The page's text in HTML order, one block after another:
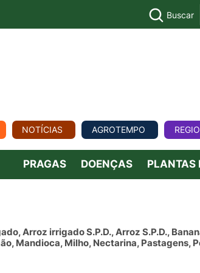
COMERCIAL AGROVIAGENS
Buscar
NOTÍCIAS AGROTEMPO
PRAGAS DOENÇAS PLANTAS
Arroz irrigado S.P.D., Arroz S.P.D.,
Mandioca, Milho, Nectarina, Pastagens,